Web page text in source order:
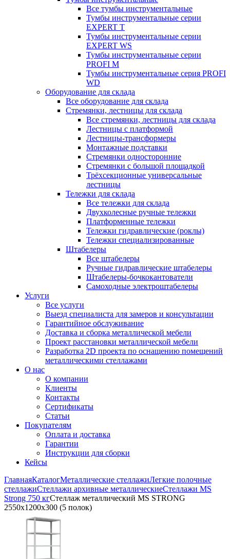
Все тумбы инструментальные
Тумбы инструментальные серии
EXPERT T
Тумбы инструментальные серии
EXPERT WS
Тумбы инструментальные серии
PROFI M
Тумбы инструментальные серия PROFI
WD
Оборудование для склада
Все оборудование для склада
Стремянки, лестницы для склада
Все стремянки, лестницы для склада
Лестницы с платформой
Лестницы-трансформеры
Монтажные подставки
Стремянки односторонние
Стремянки с большой площадкой
Трёхсекционные универсальные
лестницы
Тележки для склада
Все тележки для склада
Двухколесные ручные тележки
Платформенные тележки
Тележки гидравлические (роклы)
Тележки специализированные
Штабелеры
Все штабелеры
Ручные гидравлические штабелеры
Штабелеры-бочкокантователи
Самоходные электроштабелеры
Услуги
Все услуги
Выезд специалиста для замеров и консультации
Гарантийное обслуживание
Доставка и сборка металлической мебели
Проект расстановки металлической мебели
Разработка 2D проекта по оснащению помещений
металлическими стеллажами
О нас
О компании
Клиенты
Контакты
Сертификаты
Статьи
Покупателям
Оплата и доставка
Гарантии
Инструкции для сборки
Кейсы
ГлавнаяКаталогМеталлические стеллажиЛегкие полочные
стеллажиСтеллажи архивные металлическиеСтеллажи MS
Strong 750 кгСтеллаж металлический MS STRONG
2550x1200x300 (5 полок)